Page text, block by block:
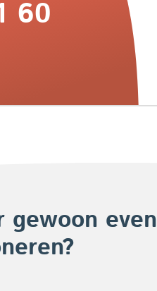
60
gewoon even